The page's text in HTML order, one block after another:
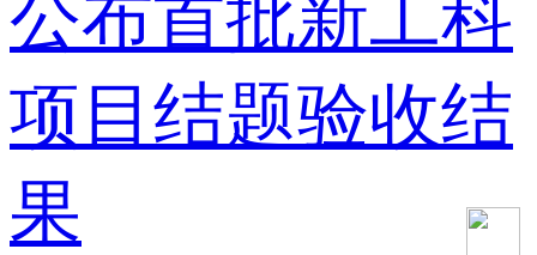
公布首批新工科
项目结题验收结
果